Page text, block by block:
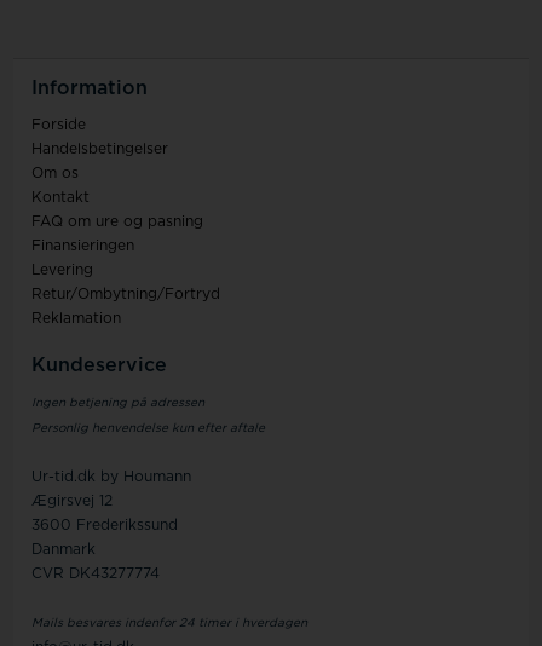
Information
Forside
Handelsbetingelser
Om os
Kontakt
FAQ om ure og pasning
Finansieringen
Levering
Retur/Ombytning/Fortryd
Reklamation
Kundeservice
Ingen betjening på adressen
Personlig henvendelse kun efter aftale
Ur-tid.dk by Houmann
Ægirsvej 12
3600 Frederikssund
Danmark
CVR DK43277774
Mails besvares indenfor 24 timer i hverdagen